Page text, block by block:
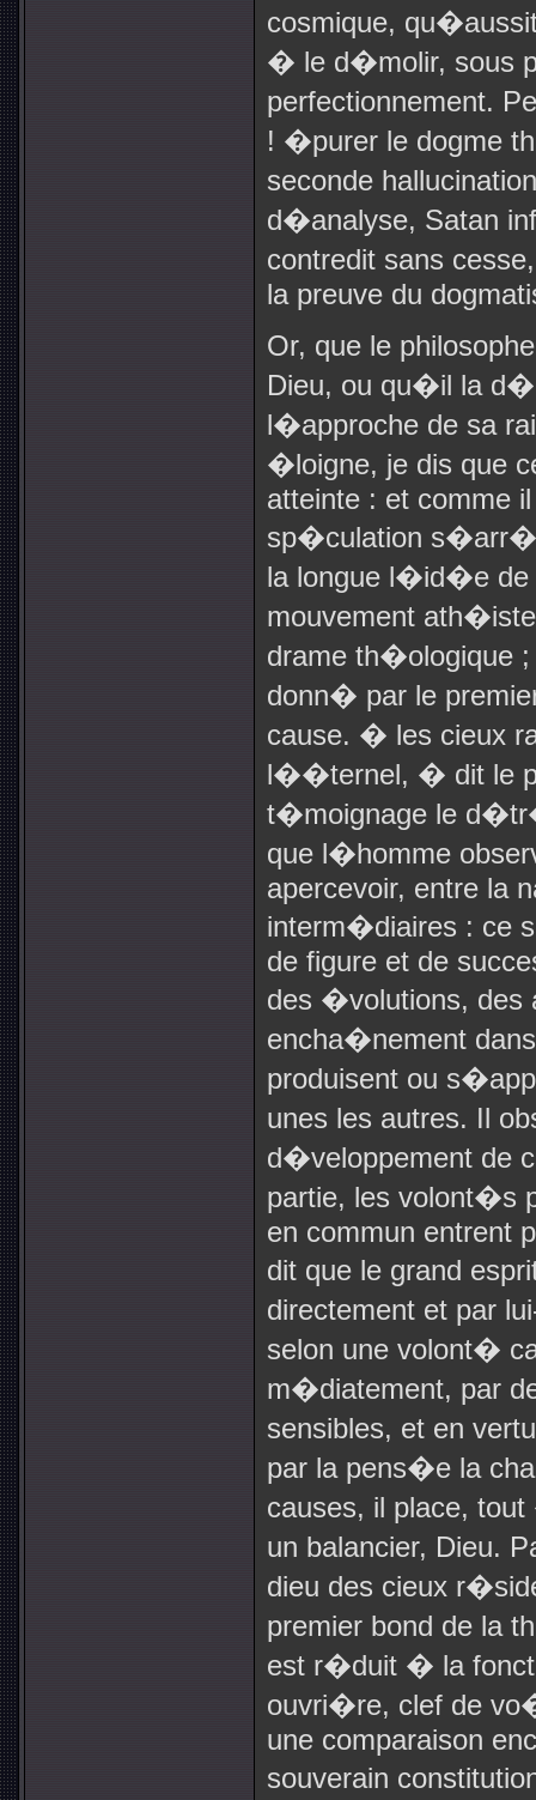
cosmique,
� le d�molir, sous
perfectionnement.
! �purer le dogme
seconde
d�analyse, Satan
contredit sans
la preuve du
Or, que le
Dieu, ou qu�il la
l�approche de sa
�loigne, je dis que
atteinte : et comme
sp�culation
la longue l�id�e de
mouvement
drame th�ologique
donn� par le
cause. � les cieux
l��ternel, � dit le
t�moignage le
que l�homme
apercevoir, entre la
interm�diaires : ce
de figure et de
des �volutions, des
encha�nement
produisent ou
unes les autres. Il
d�veloppement de
partie, les
en commun entrent
dit que le grand
directement et par
selon une volont�
m�diatement, par
sensibles, et en
par la pens�e la
causes, il place,
un balancier, Dieu.
dieu des cieux
premier bond de
est r�duit � la
ouvri�re, clef de
une comparaison
souverain